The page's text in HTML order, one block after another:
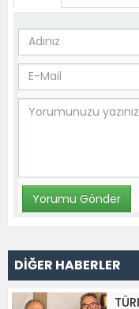
DİĞER HABERLER